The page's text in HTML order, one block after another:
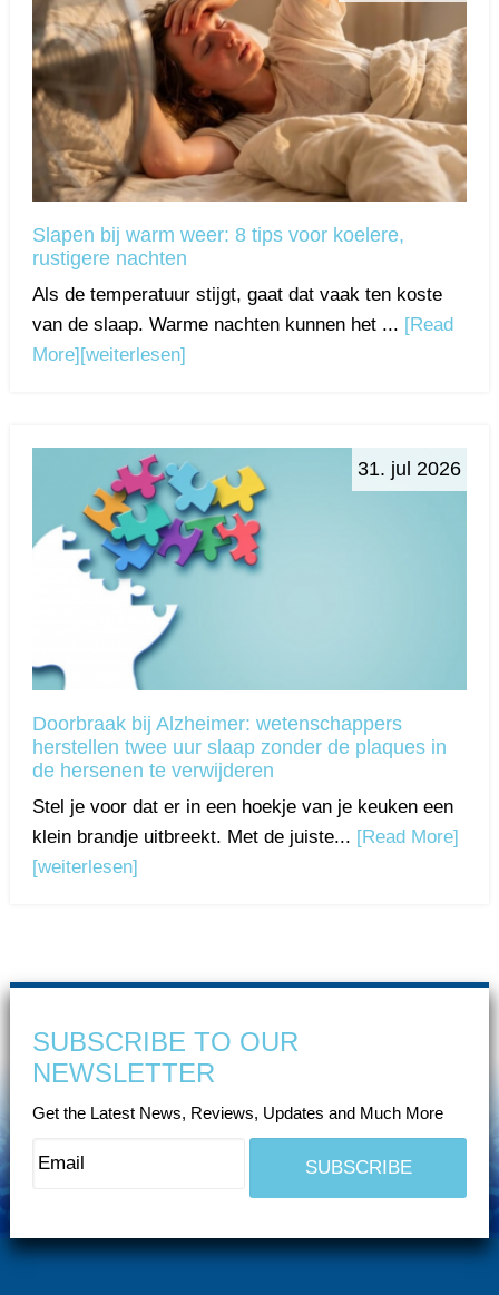
Slapen bij warm weer: 8 tips voor koelere,
rustigere nachten
Als de temperatuur stijgt, gaat dat vaak ten koste
van de slaap. Warme nachten kunnen het ... [Read
More][weiterlesen]
31. jul 2026
Doorbraak bij Alzheimer: wetenschappers
herstellen twee uur slaap zonder de plaques in
de hersenen te verwijderen
Stel je voor dat er in een hoekje van je keuken een
klein brandje uitbreekt. Met de juiste... [Read More]
[weiterlesen]
SUBSCRIBE TO OUR
NEWSLETTER
Get the Latest News, Reviews, Updates and Much More